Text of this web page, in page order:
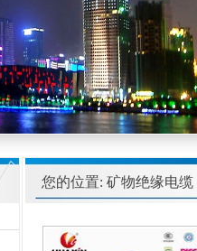
您的位置: 矿物绝缘电缆